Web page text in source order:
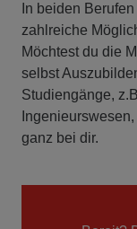
In beiden
zahlreiche
Möchtest du die
selbst
Studiengänge,
ganz bei dir.